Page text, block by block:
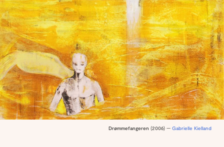
Drømmefangeren (2006) — Gabrielle Kielland